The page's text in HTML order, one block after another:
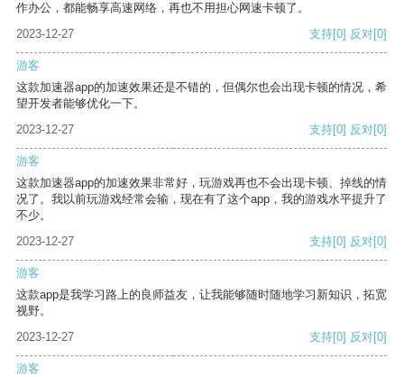
作办公，都能畅享高速网络，再也不用担心网速卡顿了。
2023-12-27
支持[0] 反对[0]
游客
这款加速器app的加速效果还是不错的，但偶尔也会出现卡顿的情况，希
望开发者能够优化一下。
2023-12-27
支持[0] 反对[0]
游客
这款加速器app的加速效果非常好，玩游戏再也不会出现卡顿、掉线的情
况了。我以前玩游戏经常会输，现在有了这个app，我的游戏水平提升了
不少。
2023-12-27
支持[0] 反对[0]
游客
这款app是我学习路上的良师益友，让我能够随时随地学习新知识，拓宽
视野。
2023-12-27
支持[0] 反对[0]
游客